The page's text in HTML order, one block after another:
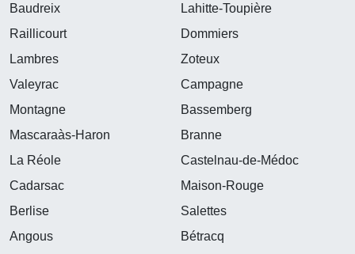
Baudreix
Lahitte-Toupière
Raillicourt
Dommiers
Lambres
Zoteux
Valeyrac
Campagne
Montagne
Bassemberg
Mascaraàs-Haron
Branne
La Réole
Castelnau-de-Médoc
Cadarsac
Maison-Rouge
Berlise
Salettes
Angous
Bétracq